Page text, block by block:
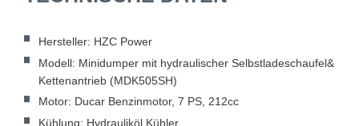
Hersteller: HZC Power
Modell: Minidumper mit hydraulischer Selbstladeschaufel&
Kettenantrieb (MDK505SH)
Motor: Ducar Benzinmotor, 7 PS, 212cc
Kühlung: Hydrauliköl Kühler